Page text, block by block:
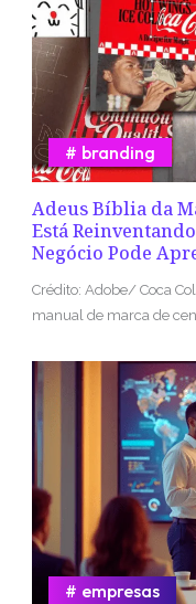
Adeus Bíblia da
Está
Negócio Pode
branding
Crédito: Adobe/ Coca
manual de marca de
empresas